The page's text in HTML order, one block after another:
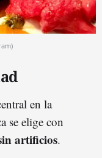
en la
se elige con
artificios.